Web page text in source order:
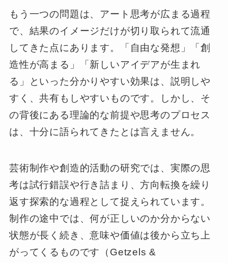
もう一つの問題は、アート思考が広まる過程
で、結果のイメージだけが切り取られて流通
してきた点にあります。「自由な発想」「創
造性が高まる」「新しいアイデアが生まれ
る」といった分かりやすい効果は、説明しや
すく、共有もしやすいものです。しかし、そ
の背後にある理論的な前提や思考のプロセス
は、十分に語られてきたとは言えません。
芸術制作や創造的活動の研究では、実際の思
考は試行錯誤や行き詰まり、方向転換を繰り
返す探索的な過程として捉えられています。
制作の途中では、何が正しいのか分からない
状態が長く続き、意味や価値は後から立ち上
がってくるものです（Getzels &